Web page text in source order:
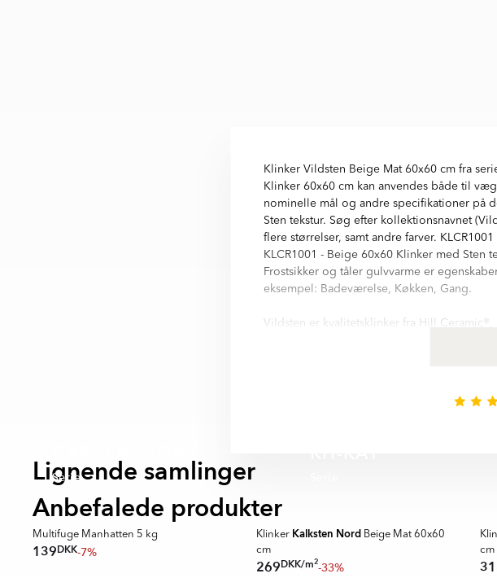
Klinker Vildsten Beige Mat 60x60 cm fra
Klinker 60x60 cm kan anvendes både til
nominelle mål og andre specifikationer på
Sten tekstur. Søg efter kollektionsnavnet
flere størrelser, samt andre farver.
KLCR1001 - Beige 60x60 Klinker med Sten
Frostsikker og tåler gulvvarme er
eksempel: Badeværelse, Køkken, Gang.
Vildsten er kvalitetsklinker fra Hill
byggestandard for kakel og klinker. Mere
Lignende samlinger
Serie
Anbefalede produkter
Multifuge Manhatten 5 kg
139DKK-7%
SUPER DEALS
Klinker Kalksten Nord Beige Mat 60x60
cm
269DKK/m2-33%
cm